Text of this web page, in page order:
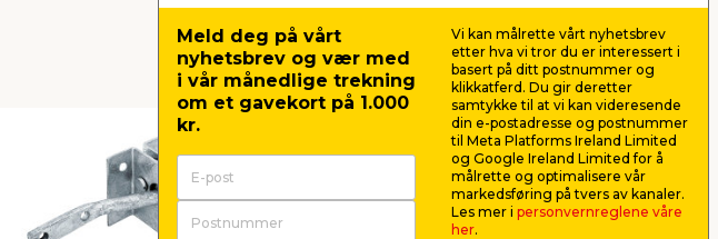
Meld deg på vårt
nyhetsbrev og vær med
i vår månedlige trekning
om et gavekort på 1.000
kr.
Vi kan målrette vårt nyhetsbrev
etter hva vi tror du er interessert i
basert på ditt postnummer og
klikkatferd. Du gir deretter
samtykke til at vi kan videresende
din e-postadresse og postnummer
til Meta Platforms Ireland Limited
og Google Ireland Limited for å
målrette og optimalisere vår
markedsføring på tvers av kanaler.
Les mer i personvernreglene våre
her.